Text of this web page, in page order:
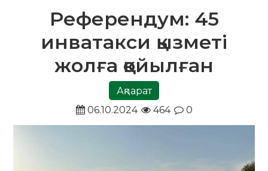
Референдум: 45
инватакси қызметі
жолға қойылған
Ақпарат
06.10.2024
464 0